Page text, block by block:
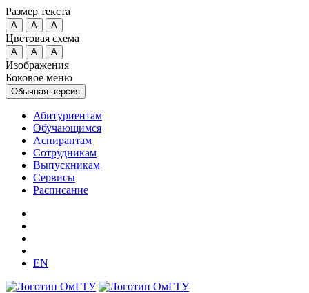
Размер текста
A A A
Цветовая схема
A A A
Изображения
Боковое меню
Обычная версия
Абитуриентам
Обучающимся
Аспирантам
Сотрудникам
Выпускникам
Сервисы
Расписание
EN